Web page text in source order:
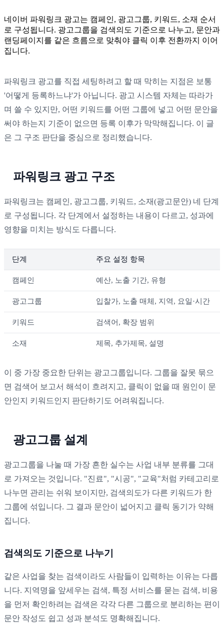
네이버 파워링크 광고는 캠페인, 광고그룹, 키워드, 소재 순서
로 구성됩니다. 광고그룹을 검색의도 기준으로 나누고, 문안과
랜딩페이지를 같은 흐름으로 맞춰야 클릭 이후 전환까지 이어
집니다.
파워링크 광고를 직접 세팅하려고 할 때 막히는 지점은 보통
'어떻게 등록하느냐'가 아닙니다. 광고 시스템 자체는 따라가
며 쓸 수 있지만, 어떤 키워드를 어떤 그룹에 넣고 어떤 문안을
써야 하는지 기준이 없으면 등록 이후가 막막해집니다. 이 글
은 그 구조 판단을 중심으로 정리했습니다.
파워링크 광고 구조
파워링크는 캠페인, 광고그룹, 키워드, 소재(광고문안) 네 단계
로 구성됩니다. 각 단계에서 설정하는 내용이 다르고, 성과에
영향을 미치는 방식도 다릅니다.
단계 주요 설정 항목
캠페인 예산, 노출 기간, 유형
광고그룹 입찰가, 노출 매체, 지역, 요일·시간
키워드 검색어, 확장 범위
소재 제목, 추가제목, 설명
이 중 가장 중요한 단위는 광고그룹입니다. 그룹을 잘못 묶으
면 검색어 보고서 해석이 흐려지고, 클릭이 없을 때 원인이 문
안인지 키워드인지 판단하기도 어려워집니다.
광고그룹 설계
광고그룹을 나눌 때 가장 흔한 실수는 사업 내부 분류를 그대
로 가져오는 것입니다. "진료", "시공", "교육"처럼 카테고리로
나누면 관리는 쉬워 보이지만, 검색의도가 다른 키워드가 한
그룹에 섞입니다. 그 결과 문안이 넓어지고 클릭 동기가 약해
집니다.
검색의도 기준으로 나누기
같은 사업을 찾는 검색이라도 사람들이 입력하는 이유는 다릅
니다. 지역명을 앞세우는 검색, 특정 서비스를 묻는 검색, 비용
을 먼저 확인하려는 검색은 각각 다른 그룹으로 분리하는 편이
문안 작성도 쉽고 성과 분석도 명확해집니다.